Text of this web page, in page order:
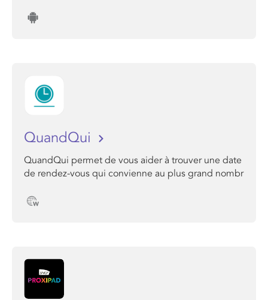
QuandQui
QuandQui permet de vous aider à trouver une date
de rendez-vous qui convienne au plus grand nombr